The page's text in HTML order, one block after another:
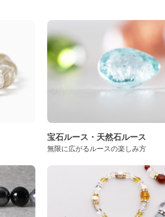
宝石ルース・天然石ルース
無限に広がるルースの楽しみ方